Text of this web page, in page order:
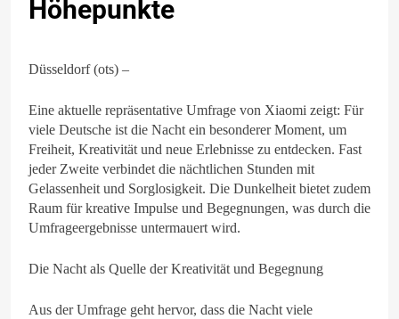
Höhepunkte
Düsseldorf (ots) –
Eine aktuelle repräsentative Umfrage von Xiaomi zeigt: Für
viele Deutsche ist die Nacht ein besonderer Moment, um
Freiheit, Kreativität und neue Erlebnisse zu entdecken. Fast
jeder Zweite verbindet die nächtlichen Stunden mit
Gelassenheit und Sorglosigkeit. Die Dunkelheit bietet zudem
Raum für kreative Impulse und Begegnungen, was durch die
Umfrageergebnisse untermauert wird.
Die Nacht als Quelle der Kreativität und Begegnung
Aus der Umfrage geht hervor, dass die Nacht viele